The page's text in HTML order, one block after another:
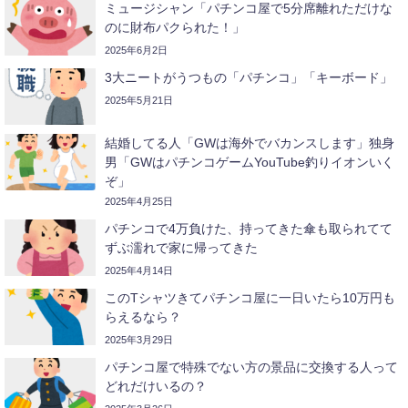
ミュージシャン「パチンコ屋で5分席離れただけな
のに財布パクられた！」
2025年6月2日
3大ニートがうつもの「パチンコ」「キーボード」
2025年5月21日
結婚してる人「GWは海外でバカンスします」独身
男「GWはパチンコゲームYouTube釣りイオンいく
ぞ」
2025年4月25日
パチンコで4万負けた、持ってきた傘も取られてて
ずぶ濡れで家に帰ってきた
2025年4月14日
このTシャツきてパチンコ屋に一日いたら10万円も
らえるなら？
2025年3月29日
パチンコ屋で特殊でない方の景品に交換する人って
どれだけいるの？